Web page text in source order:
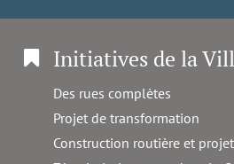
Initiatives de la
Des rues complètes
Projet de transformation
Construction routière et